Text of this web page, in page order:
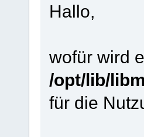
Hallo,
wofür wird
/opt/lib/
für die